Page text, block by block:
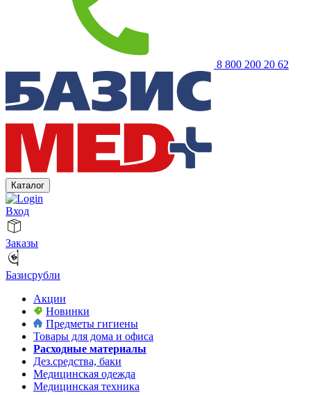
8 800 200 20 62
Каталог
Вход
Заказы
Базисрубли
Акции
Новинки
Предметы гигиены
Товары для дома и офиса
Расходные материалы
Дез.средства, баки
Медицинская одежда
Медицинская техника